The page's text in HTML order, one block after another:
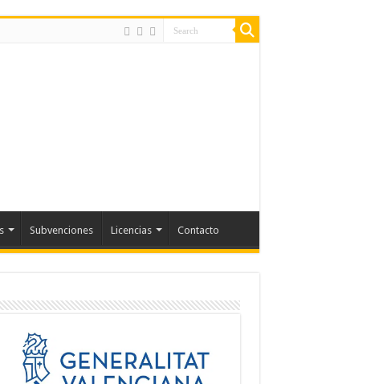
Subvenciones Licencias Contacto